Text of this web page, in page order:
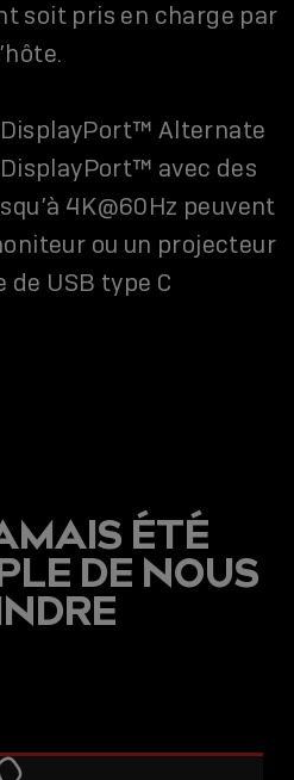
soit pris en charge par
DisplayPort™ Alternate
avec des
4K@60Hz peuvent
ou un projecteur
de USB type C
ÉTÉ
DE NOUS